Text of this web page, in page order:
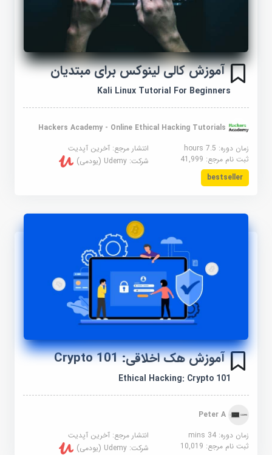
آموزش کالی لینوکس برای مبتدیان
Kali Linux Tutorial For Beginners
Hackers Academy - Online Ethical Hacking Tutorials
زمان دوره: 7.5 hours
انتشار مرجع:آخرین آپدیت
ثبت نام مرجع:41,999 شرکت:Udemy (یودمی)
bestseller
آموزش هک اخلاقی: Crypto 101
Ethical Hacking: Crypto 101
Peter A
زمان دوره: 34 mins
انتشار مرجع:آخرین آپدیت
ثبت نام مرجع:10,019 شرکت:Udemy (یودمی)